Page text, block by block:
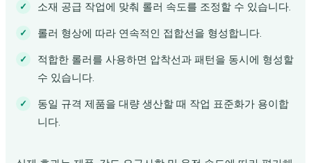
소재 공급 작업에 맞춰 롤러 속도를 조정할 수 있습니다.
롤러 형상에 따라 연속적인 접합선을 형성합니다.
적합한 롤러를 사용하면 압착선과 패턴을 동시에 형성할
수 있습니다.
동일 규격 제품을 대량 생산할 때 작업 표준화가 용이합
니다.